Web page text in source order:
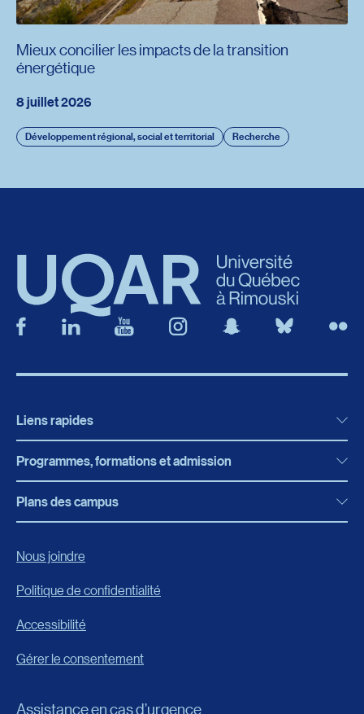
8 juillet 2026
Développement régional, social et territorial Recherche
Mieux concilier les impacts de la transition
énergétique
Liens rapides
Actualités
Bibliothèque
Boutique en ligne
Carrières
Événements
Fondation de l’UQAR
FAQ
Programmes, formations et admission
Programmes, formations et admission
Frais de scolarité
Plans des campus
Nous joindre
Politique de confidentialité
Accessibilité
Gérer le consentement
Assistance en cas d’urgence